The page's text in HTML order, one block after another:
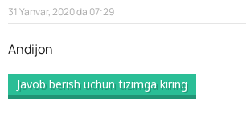
31 Yanvar, 2020 da 07:29
Andijon
Javob berish uchun tizimga kiring